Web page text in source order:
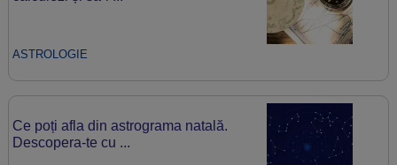
ASTROLOGIE
Ce poți afla din astrograma natală.
Descopera-te cu ...